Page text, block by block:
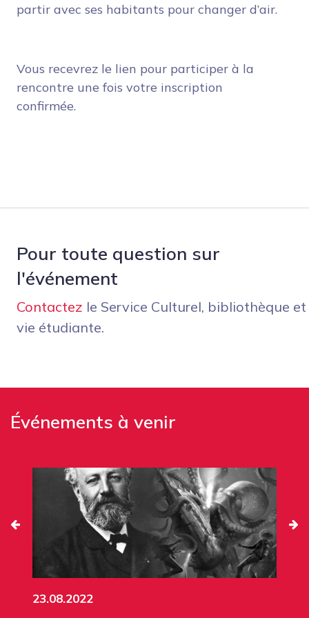
partir avec ses habitants pour changer d’air.
Vous recevrez le lien pour participer à la
rencontre une fois votre inscription
confirmée.
Pour toute question sur
l'événement
Contactez le Service Culturel, bibliothèque et
vie étudiante.
Événements à venir
23.08.2022